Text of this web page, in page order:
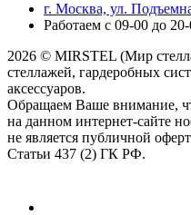
г. Москва, ул.
Работаем с 09-00 до
2026 © MIRSTEL (Мир
стеллажей, гардеробных
аксессуаров.
Обращаем Ваше внимание,
на данном интернет-сайте
не является публичной
Статьи 437 (2) ГК РФ.